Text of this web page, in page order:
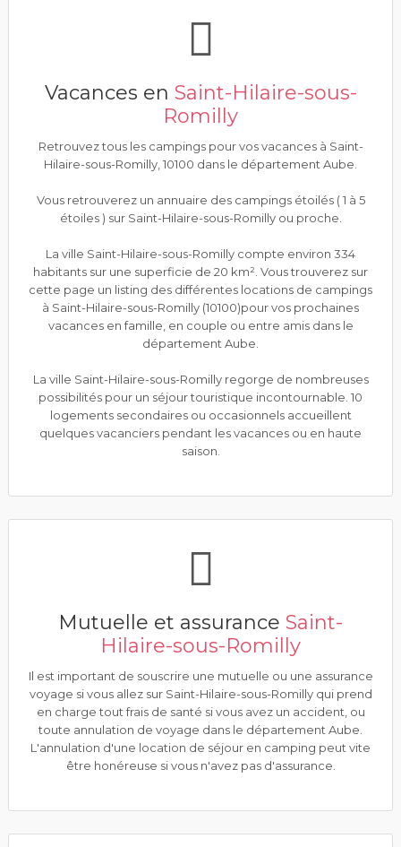
Vacances en Saint-Hilaire-sous-
Romilly
Retrouvez tous les campings pour vos vacances à Saint-
Hilaire-sous-Romilly, 10100 dans le département Aube.
Vous retrouverez un annuaire des campings étoilés ( 1 à 5
étoiles ) sur Saint-Hilaire-sous-Romilly ou proche.
La ville Saint-Hilaire-sous-Romilly compte environ 334
habitants sur une superficie de 20 km². Vous trouverez sur
cette page un listing des différentes locations de campings
à Saint-Hilaire-sous-Romilly (10100)pour vos prochaines
vacances en famille, en couple ou entre amis dans le
département Aube.
La ville Saint-Hilaire-sous-Romilly regorge de nombreuses
possibilités pour un séjour touristique incontournable. 10
logements secondaires ou occasionnels accueillent
quelques vacanciers pendant les vacances ou en haute
saison.
Mutuelle et assurance Saint-
Hilaire-sous-Romilly
Il est important de souscrire une mutuelle ou une assurance
voyage si vous allez sur Saint-Hilaire-sous-Romilly qui prend
en charge tout frais de santé si vous avez un accident, ou
toute annulation de voyage dans le département Aube.
L'annulation d'une location de séjour en camping peut vite
être honéreuse si vous n'avez pas d'assurance.